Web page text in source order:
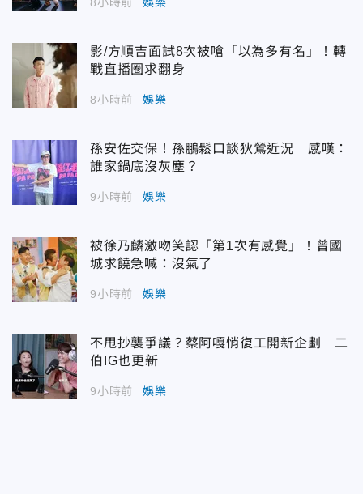
影/方順吉面試8次被嗆「以為多有名」！轉
戰直播圈求翻身
8小時前 娛樂
孫安佐交保！孫鵬鬆口談狄鶯近況 感嘆：
誰家鍋底沒灰塵？
9小時前 娛樂
被徐乃麟激吻笑認「第1次有感覺」！曾國
城求饒急喊：沒氣了
9小時前 娛樂
不甩抄襲爭議？蔡阿嘎悄復工開新企劃 二
伯IG也更新
9小時前 娛樂